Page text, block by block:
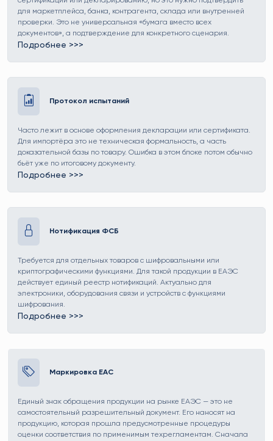
для маркетплейса, банка, контрагента, склада или внутренней
проверки. Это не универсальная «бумага вместо всех
документов», а подтверждение для конкретного сценария.
Подробнее >>>
Протокол испытаний
Часто лежит в основе оформления декларации или сертификата.
Для импортёра это не техническая формальность, а часть
доказательной базы по товару. Ошибка в этом блоке потом обычно
бьёт уже по итоговому документу.
Подробнее >>>
Нотификация ФСБ
Требуется для отдельных товаров с шифровальными или
криптографическими функциями. Для такой продукции в ЕАЭС
действует единый реестр нотификаций. Актуально для
электроники, оборудования связи и устройств с функциями
шифрования.
Подробнее >>>
Маркировка EAC
Единый знак обращения продукции на рынке ЕАЭС — это не
самостоятельный разрешительный документ. Его наносят на
продукцию, которая прошла предусмотренные процедуры
оценки соответствия по применимым техрегламентам. Сначала